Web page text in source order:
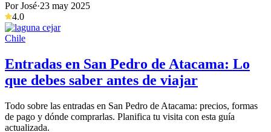
Por José·23 may 2025
4.0
Chile
Entradas en San Pedro de Atacama: Lo
que debes saber antes de viajar
Todo sobre las entradas en San Pedro de Atacama: precios, formas
de pago y dónde comprarlas. Planifica tu visita con esta guía
actualizada.